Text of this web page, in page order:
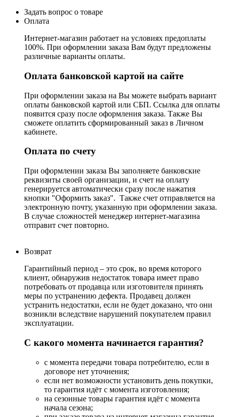
Задать вопрос о товаре
Оплата
Интернет-магазин работает на условиях предоплаты
100%. При оформлении заказа Вам будут предложены
различные варианты оплаты.
Оплата банковской картой на сайте
При оформлении заказа на Вы можете выбрать вариант
оплаты банковской картой или СБП. Ссылка для оплаты
появится сразу после оформления заказа. Также Вы
сможете оплатить сформированный заказ в Личном
кабинете.
Оплата по счету
При оформлении заказа Вы заполняете банковские
реквизиты своей организации, и счет на оплату
генерируется автоматически сразу после нажатия
кнопки "Оформить заказ". Также счет отправляется на
электронную почту, указанную при оформлении заказа.
В случае сложностей менеджер интернет-магазина
отправит счет повторно.
Возврат
Гарантийный период – это срок, во время которого
клиент, обнаружив недостаток товара имеет право
потребовать от продавца или изготовителя принять
меры по устранению дефекта. Продавец должен
устранить недостатки, если не будет доказано, что они
возникли вследствие нарушений покупателем правил
эксплуатации.
С какого момента начинается гарантия?
с момента передачи товара потребителю, если в
договоре нет уточнения;
если нет возможности установить день покупки,
то гарантия идёт с момента изготовления;
на сезонные товары гарантия идёт с момента
начала сезона;